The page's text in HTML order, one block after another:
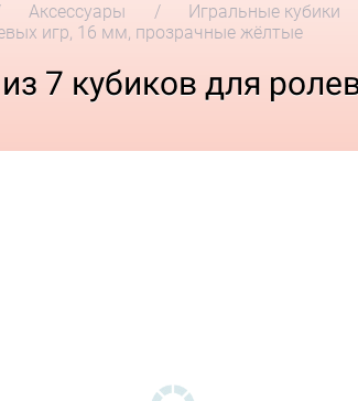
Аксессуары Игральные кубики
игр, 16 мм, прозрачные жёлтые
7 кубиков для